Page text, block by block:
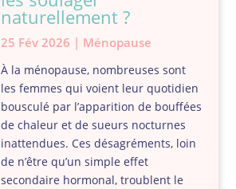
naturellement ?
25 Fév 2026 | Ménopause
À la ménopause, nombreuses sont
les femmes qui voient leur quotidien
bousculé par l’apparition de bouffées
de chaleur et de sueurs nocturnes
inattendues. Ces désagréments, loin
de n’être qu’un simple effet
secondaire hormonal, troublent le